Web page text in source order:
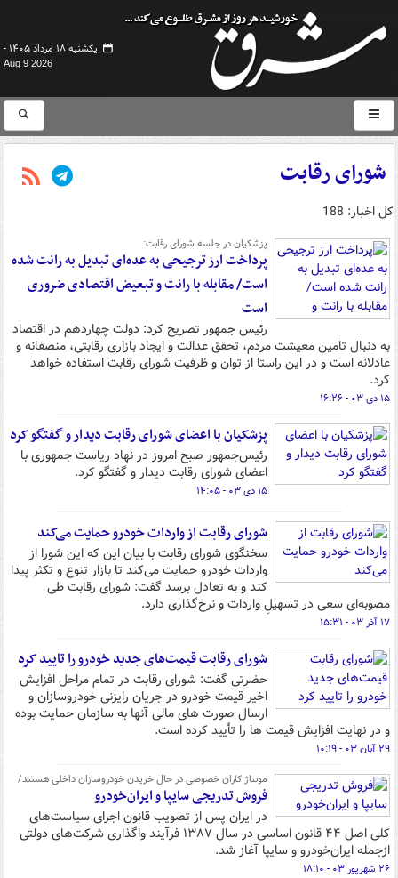
یکشنبه ۱۸ مرداد ۱۴۰۵ -
Aug 9 2026
شورای رقابت
کل اخبار: 188
پزشکیان در جلسه شورای رقابت:
پرداخت ارز ترجیحی به عده‌ای تبدیل به رانت شده
است/ مقابله با رانت و تبعیض اقتصادی ضروری
است
رئیس جمهور تصریح کرد: دولت چهاردهم در اقتصاد
به دنبال تامین معیشت مردم، تحقق عدالت و ایجاد بازاری رقابتی، منصفانه و
عادلانه است و در این راستا از توان و ظرفیت شورای رقابت استفاده خواهد
کرد.
۱۵ دی ۰۳ - ۱۶:۲۶
پزشکیان با اعضای شورای رقابت دیدار و گفتگو کرد
رئیس‌جمهور صبح امروز در نهاد ریاست جمهوری با
اعضای شورای رقابت دیدار و گفتگو کرد.
۱۵ دی ۰۳ - ۱۴:۰۵
شورای رقابت از واردات خودرو حمایت می‌کند
سخنگوی شورای رقابت با بیان این که این شورا از
واردات خودرو حمایت می‌کند تا بازار تنوع و تکثر پیدا
کند و به تعادل برسد گفت: شورای رقابت طی
مصوبه‌ای سعی در تسهیلِ واردات و نرخ‌گذاری دارد.
۱۷ آذر ۰۳ - ۱۵:۳۱
شورای رقابت قیمت‌های جدید خودرو را تایید کرد
حضرتی گفت: شورای رقابت در تمام مراحل افزایش
اخیر قیمت خودرو در جریان رایزنی خودروسازان و
ارسال صورت های مالی آنها به سازمان حمایت بوده
و در نهایت افزایش قیمت ها را تأیید کرده است.
۲۹ آبان ۰۳ - ۱۰:۱۹
مونتاژ کاران خصوصی در حال خریدن خودروسازان داخلی هستند/
فروش تدریجی سایپا و ایران‌خودرو
در ایران پس از تصویب قانون اجرای سیاست‌های
کلی اصل ۴۴ قانون اساسی در سال ۱۳۸۷ فرآیند واگذاری شرکت‌های دولتی
ازجمله ایران‌خودرو و سایپا آغاز شد.
۲۶ شهریور ۰۳ - ۱۸:۱۰